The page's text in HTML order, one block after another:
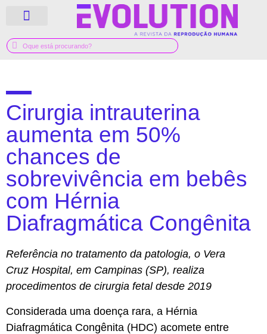
Cirurgia intrauterina
aumenta em 50%
chances de
sobrevivência em bebês
com Hérnia
Diafragmática Congênita
Referência no tratamento da patologia, o Vera
Cruz Hospital, em Campinas (SP), realiza
procedimentos de cirurgia fetal desde 2019
Considerada uma doença rara, a Hérnia
Diafragmática Congênita (HDC) acomete entre